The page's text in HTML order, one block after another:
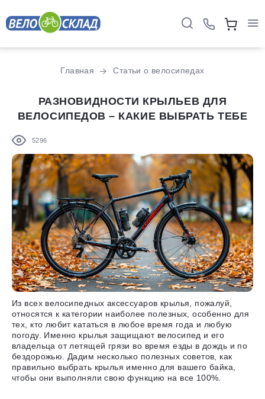
Главная Статьи о велосипедах
РАЗНОВИДНОСТИ КРЫЛЬЕВ ДЛЯ
ВЕЛОСИПЕДОВ – КАКИЕ ВЫБРАТЬ ТЕБЕ
5296
Из всех велосипедных аксессуаров крылья, пожалуй,
относятся к категории наиболее полезных, особенно для
тех, кто любит кататься в любое время года и любую
погоду. Именно крылья защищают велосипед и его
владельца от летящей грязи во время езды в дождь и по
бездорожью. Дадим несколько полезных советов, как
правильно выбрать крылья именно для вашего байка,
чтобы они выполняли свою функцию на все 100%.